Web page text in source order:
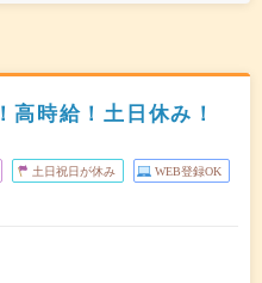
時給！土日休み！
土日祝日が休み WEB登録OK